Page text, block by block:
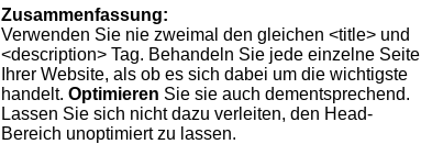
Zusammenfassung:
Verwenden Sie nie zweimal den gleichen <title> und
<description> Tag. Behandeln Sie jede einzelne Seite
Ihrer Website, als ob es sich dabei um die wichtigste
handelt. Optimieren Sie sie auch dementsprechend.
Lassen Sie sich nicht dazu verleiten, den Head-
Bereich unoptimiert zu lassen.